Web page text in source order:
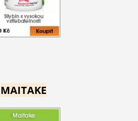
MAITAKE